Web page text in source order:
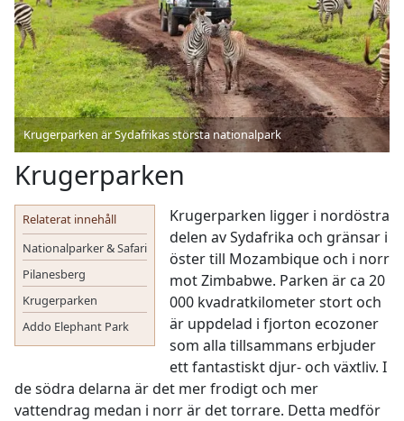
Krugerparken är Sydafrikas största nationalpark
Krugerparken
Relaterat innehåll
Nationalparker & Safari
Pilanesberg
Krugerparken
Addo Elephant Park
Krugerparken ligger i nordöstra
delen av Sydafrika och gränsar i
öster till Mozambique och i norr
mot Zimbabwe. Parken är ca 20
000 kvadratkilometer stort och
är uppdelad i fjorton ecozoner
som alla tillsammans erbjuder
ett fantastiskt djur- och växtliv. I
de södra delarna är det mer frodigt och mer
vattendrag medan i norr är det torrare. Detta medför